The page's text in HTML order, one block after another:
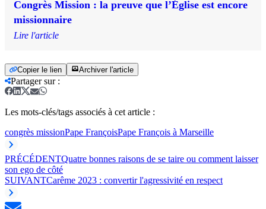
Congrès Mission : la preuve que l’Église est encore
missionnaire
Lire l'article
Copier le lien Archiver l'article
Partager sur:
Les mots-clés/tags associés à cet article :
congrès missionPape FrançoisPape François à Marseille
PRÉCÉDENTQuatre bonnes raisons de se taire ou comment laisser
son ego de côté
SUIVANTCarême 2023 : convertir l'agressivité en respect